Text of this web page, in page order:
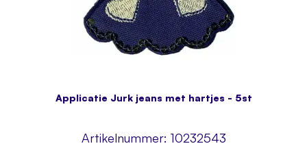
Applicatie Jurk jeans met hartjes - 5st
Artikelnummer: 10232543